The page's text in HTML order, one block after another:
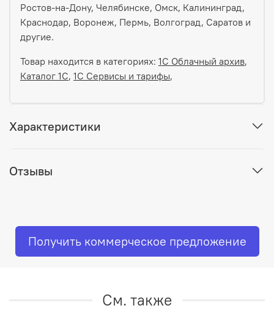
Ростов-на-Дону, Челябинске, Омск, Калининград,
Краснодар, Воронеж, Пермь, Волгоград, Саратов и
другие.
Товар находится в категориях: 1С Облачный архив,
Каталог 1С, 1С Сервисы и тарифы,
Характеристики
Отзывы
Получить коммерческое предложение
См. также